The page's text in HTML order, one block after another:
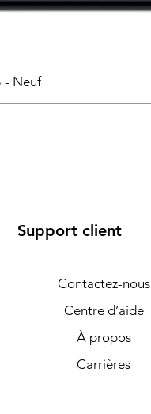
- Neuf
Support client
Contactez-nous
Centre d’aide
À propos
Carrières